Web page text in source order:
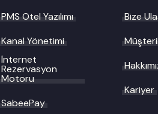
PMS Otel Yazılımı
Kanal Yönetimi
İnternet
Rezervasyon
Motoru
SabeePay
Bize
Kariyer